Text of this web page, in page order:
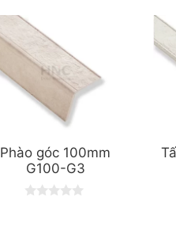
Phào góc 100mm
G100-G3